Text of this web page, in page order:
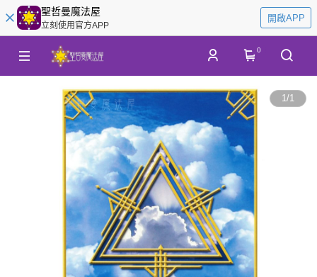
聖哲曼魔法屋
立刻使用官方APP
開啟APP
0
1/1